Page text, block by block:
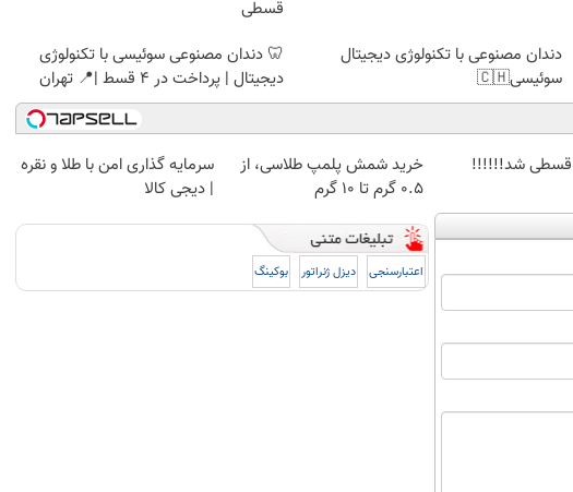
قسطی
دندان مصنوعی با تکنولوژی دیجیتال
سوئیسی🇨🇭
🦷 دندان مصنوعی سوئیسی با تکنولوژی
دیجیتال | پرداخت در 4 قسط |📍 تهران
قسطی شد!!!!!!
خرید شمش پلمپ طلاسی، از
۰.۵ گرم تا ۱۰ گرم
سرمایه گذاری امن با طلا و نقره
| دیجی کالا
اعتبارسنجی دیزل ژنراتور بوکینگ